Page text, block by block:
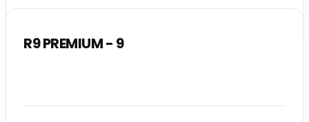
R9 PREMIUM - 9